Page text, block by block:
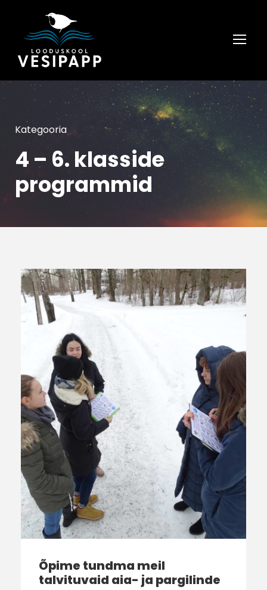
Kategooria
4 – 6. klasside
programmid
Õpime tundma meil
talvituvaid aia- ja pargilinde